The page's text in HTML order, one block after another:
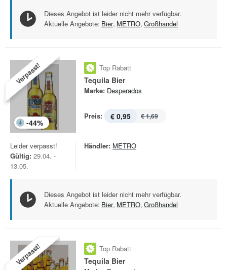
Dieses Angebot ist leider nicht mehr verfügbar.
Aktuelle Angebote: Bier, METRO, Großhandel
Verpasst!
-44%
Top Rabatt
Tequila Bier
Marke: Desperados
Preis: € 0,95 € 1,69
Leider verpasst!
Gültig: 29.04. -
13.05.
Händler: METRO
Dieses Angebot ist leider nicht mehr verfügbar.
Aktuelle Angebote: Bier, METRO, Großhandel
Verpasst! Top Rabatt
Tequila Bier